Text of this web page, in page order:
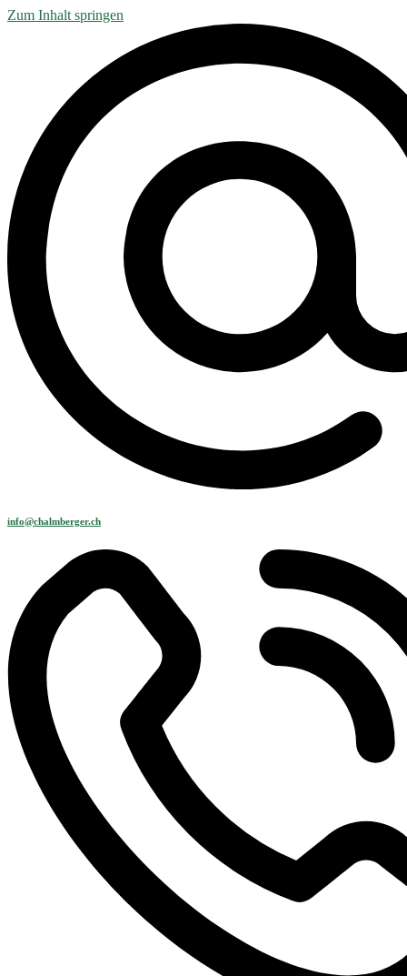
Zum Inhalt springen
info@chalmberger.ch